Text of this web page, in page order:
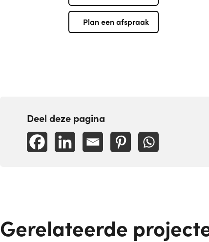
Plan een afspraak
Deel deze pagina
Gerelateerde